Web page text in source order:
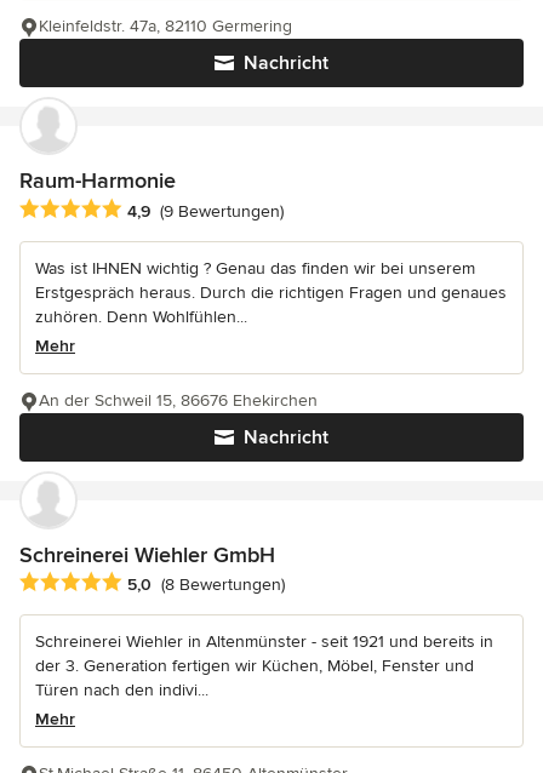
Nachricht
Kleinfeldstr. 47a, 82110 Germering
Raum-Harmonie
Durchschnittliche Bewertung: 4.9 von 5 Sternen
4,9 (9 Bewertungen)
Was ist IHNEN wichtig ? Genau das finden wir bei unserem
Erstgespräch heraus. Durch die richtigen Fragen und genaues
zuhören. Denn Wohlfühlen...
Mehr
Nachricht
An der Schweil 15, 86676 Ehekirchen
Schreinerei Wiehler GmbH
Durchschnittliche Bewertung: 5 von 5 Sternen
5,0 (8 Bewertungen)
Schreinerei Wiehler in Altenmünster - seit 1921 und bereits in
der 3. Generation fertigen wir Küchen, Möbel, Fenster und
Türen nach den indivi...
Mehr